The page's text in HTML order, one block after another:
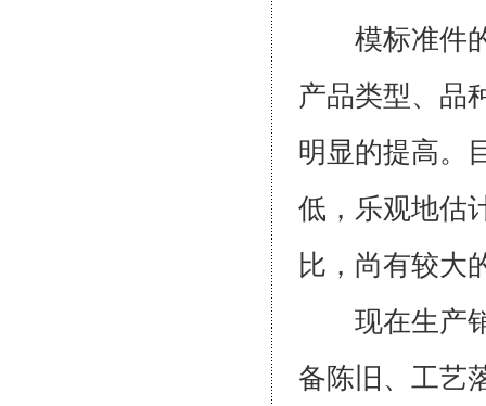
模标准件的
产品类型、品
明显的提高。
低，乐观地估
比，尚有较大
现在生产销
备陈旧、工艺